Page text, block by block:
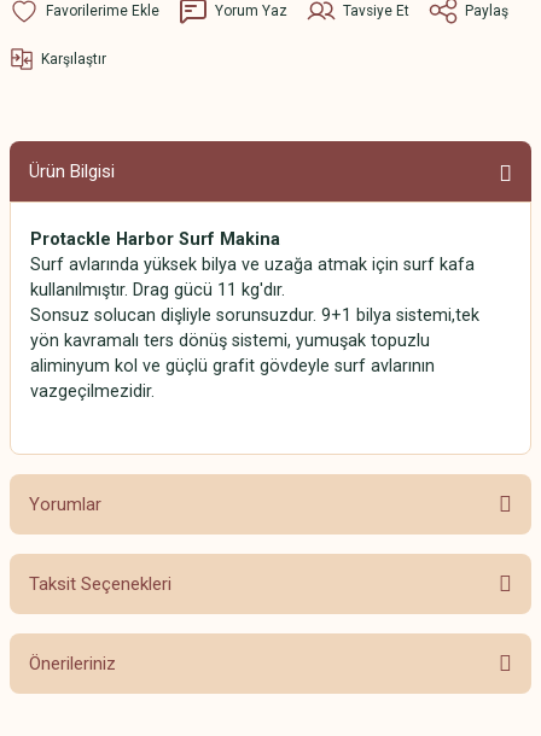
Yorum Yaz Tavsiye Et Paylaş
Karşılaştır
Ürün Bilgisi
Protackle Harbor Surf Makina
Surf avlarında yüksek bilya ve uzağa atmak için surf kafa
kullanılmıştır. Drag gücü 11 kg'dır.
Sonsuz solucan dişliyle sorunsuzdur. 9+1 bilya sistemi,tek
yön kavramalı ters dönüş sistemi, yumuşak topuzlu
aliminyum kol ve güçlü grafit gövdeyle surf avlarının
vazgeçilmezidir.
Yorumlar
Bu ürüne ilk yorumu siz yapın!
Taksit Seçenekleri
Önerileriniz